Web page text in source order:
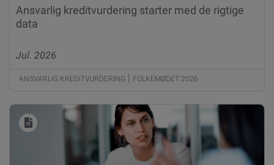
Ansvarlig kreditvurdering starter med de rigtige
data
Jul. 2026
ANSVARLIG KREDITVURDERING | FOLKEMØDET 2026